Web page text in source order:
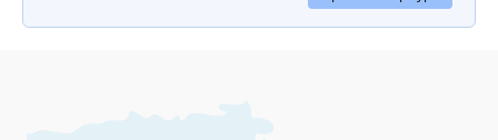
историю, Кечарис на протяжении веков
состоит из четырех церквей, притвора,